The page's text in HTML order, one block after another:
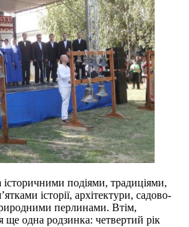
подіями, традиціями,
історії, архітектури, садово-
перлинами. Втім,
ще одна родзинка: четвертий рік